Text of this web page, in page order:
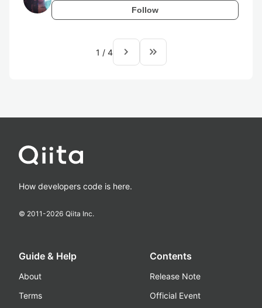
Follow
1 / 4 navigate_next keyboard_double_arrow_right
How developers code is here.
© 2011-2026 Qiita Inc.
Guide & Help
About
Terms
Contents
Release Note
Official Event